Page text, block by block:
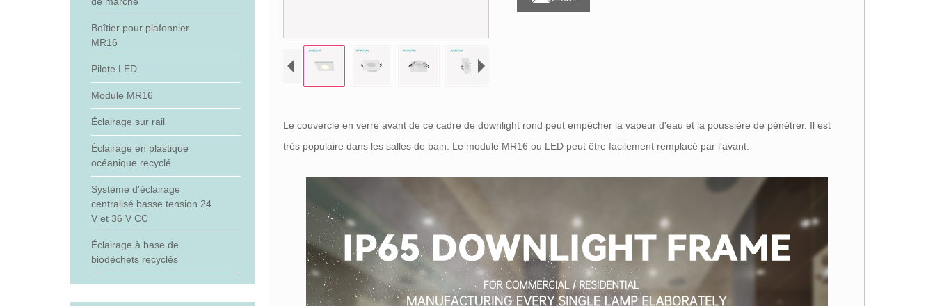
Boîtier pour plafonnier
MR16
Pilote LED
Module MR16
Éclairage sur rail
Éclairage en plastique
océanique recyclé
Système d'éclairage
centralisé basse tension 24
V et 36 V CC
Éclairage à base de
biodéchets recyclés
Le couvercle en verre avant de ce cadre de downlight rond peut empêcher la vapeur d'eau et la poussière de pénétrer. Il est
très populaire dans les salles de bain. Le module MR16 ou LED peut être facilement remplacé par l'avant.